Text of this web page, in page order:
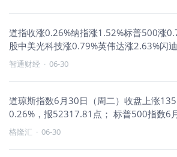
道指收涨0.26%纳指涨1.52%标普500涨
股中美光科技涨0.79%英伟达涨2.63%闪
智通财经 · 06-30
道琼斯指数6月30日（周二）收盘上涨
0.26%，报52317.81点； 标普500指数6
格隆汇 · 06-30